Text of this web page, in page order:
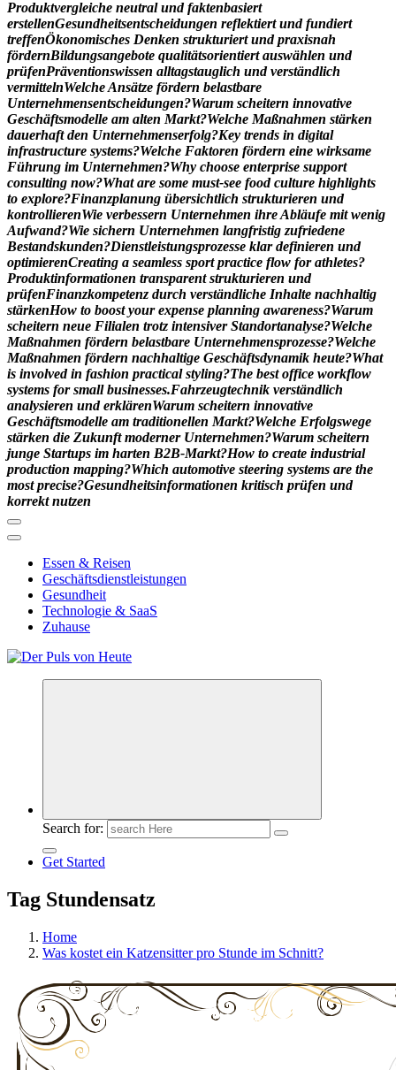
Produktvergleiche neutral und faktenbasiert
erstellenGesundheitsentscheidungen reflektiert und fundiert
treffenÖkonomisches Denken strukturiert und praxisnah
fördernBildungsangebote qualitätsorientiert auswählen und
prüfenPräventionswissen alltagstauglich und verständlich
vermittelnWelcheAnsätze fördern belastbare
Unternehmensentscheidungen?Warum scheitern innovative
Geschäftsmodelle am alten Markt?Welche Maßnahmen stärken
dauerhaft den Unternehmenserfolg?Key trends in digital
infrastructure systems?Welche Faktoren fördern eine wirksame
Führung im Unternehmen?Why choose enterprise support
consulting now?What are some must-see food culture highlights
to explore?Finanzplanung übersichtlich strukturieren und
kontrollierenWie verbessern Unternehmen ihreAbläufe mit wenig
Aufwand?Wie sichern Unternehmen langfristig zufriedene
Bestandskunden?Dienstleistungsprozesse klar definieren und
optimierenCreating a seamless sport practice flow for athletes?
Produktinformationen transparent strukturieren und
prüfenFinanzkompetenz durch verständliche Inhalte nachhaltig
stärkenHow to boost your expense planning awareness?Warum
scheitern neue Filialen trotz intensiver Standortanalyse?Welche
Maßnahmen fördern belastbare Unternehmensprozesse?Welche
Maßnahmen fördern nachhaltige Geschäftsdynamik heute?What
is involved in fashion practical styling?The best office workflow
systems for small businesses.Fahrzeugtechnik verständlich
analysieren und erklärenWarum scheitern innovative
Geschäftsmodelle am traditionellen Markt?Welche Erfolgswege
stärken die Zukunft moderner Unternehmen?Warum scheitern
junge Startups im harten B2B-Markt?How to create industrial
production mapping?Which automotive steering systems are the
most precise?Gesundheitsinformationen kritisch prüfen und
korrekt nutzen
Essen & Reisen
Geschäftsdienstleistungen
Gesundheit
Technologie & SaaS
Zuhause
Meldungen die Resonanz finden
Search for:
Get Started
Tag Stundensatz
Home
Was kostet ein Katzensitter pro Stunde im Schnitt?